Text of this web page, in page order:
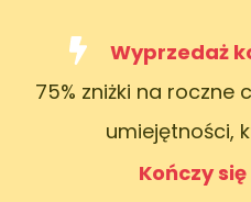
Wyprzedaż
75% zniżki na roczne
umiejętności,
Kończy się
Kursy